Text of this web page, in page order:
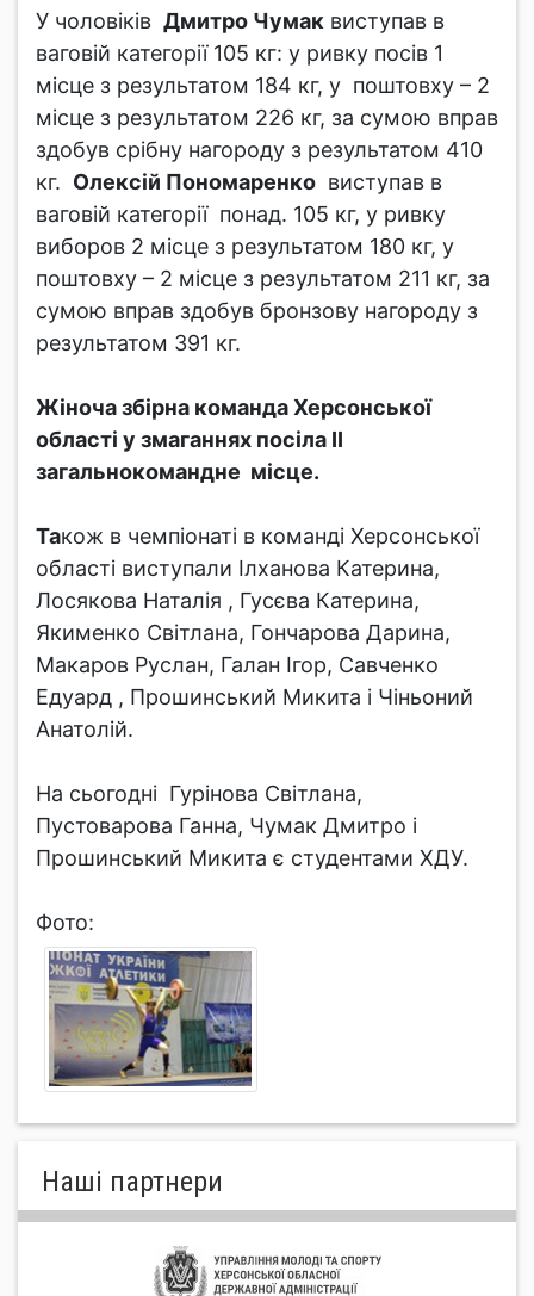
У чоловіків Дмитро Чумак виступав в
ваговій категорії 105 кг: у ривку посів 1
місце з результатом 184 кг, у поштовху – 2
місце з результатом 226 кг, за сумою вправ
здобув срібну нагороду з результатом 410
кг. Олексій Пономаренко виступав в
ваговій категорії понад. 105 кг, у ривку
виборов 2 місце з результатом 180 кг, у
поштовху – 2 місце з результатом 211 кг, за
сумою вправ здобув бронзову нагороду з
результатом 391 кг.
Жіноча збірна команда Херсонської
області у змаганнях посіла ІІ
загальнокомандне місце.
Також в чемпіонаті в команді Херсонської
області виступали Ілханова Катерина,
Лосякова Наталія , Гусєва Катерина,
Якименко Світлана, Гончарова Дарина,
Макаров Руслан, Галан Ігор, Савченко
Едуард , Прошинський Микита і Чіньоний
Анатолій.
На сьогодні Гурінова Світлана,
Пустоварова Ганна, Чумак Дмитро і
Прошинський Микита є студентами ХДУ.
Фото:
Нашi партнери